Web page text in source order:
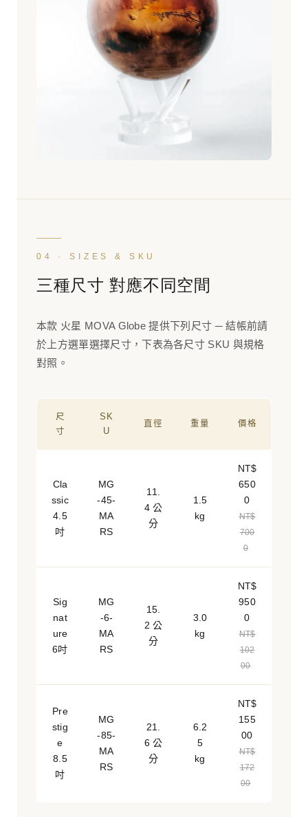
04 · SIZES & SKU
三種尺寸 對應不同空間
本款 火星 MOVA Globe 提供下列尺寸 ─ 結帳前請
於上方選單選擇尺寸，下表為各尺寸 SKU 與規格
對照。
尺
寸
SK
U
直徑 重量 價格
Cla
ssic
4.5
吋
MG
-45-
MA
RS
11.
4 公
分
1.5
kg
NT$
650
0
NT$
700
0
Sig
nat
ure
6吋
MG
-6-
MA
RS
15.
2 公
分
3.0
kg
NT$
950
0
NT$
102
00
Pre
stig
e
8.5
吋
MG
-85-
MA
RS
21.
6 公
分
6.2
5
kg
NT$
155
00
NT$
172
00